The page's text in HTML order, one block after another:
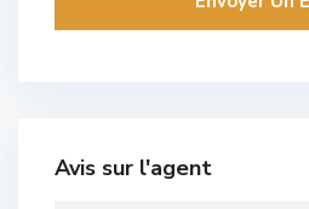
Avis sur l'agent